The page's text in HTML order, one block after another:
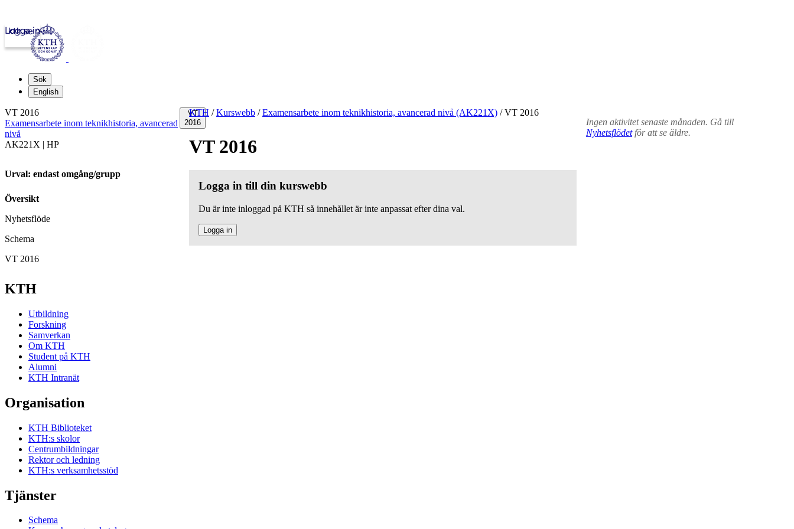
kth.se
Logga in
Sök
English
VT
2016
KTH / Kurswebb / Examensarbete inom teknikhistoria, avancerad nivå (AK221X) /VT 2016
VT 2016
Logga in till din kurswebb
Du är inte inloggad på KTH så innehållet är inte anpassat efter dina val.
Logga in
Ingen aktivitet senaste månaden. Gå till
Nyhetsflödetför att se äldre.
VT 2016
Examensarbete inom teknikhistoria, avancerad
nivå
AK221X | HP
Urval: endast omgång/grupp
Översikt
Nyhetsflöde
Schema
VT 2016
KTH
Utbildning
Forskning
Samverkan
Om KTH
Student på KTH
Alumni
KTH Intranät
Organisation
KTH Biblioteket
KTH:s skolor
Centrumbildningar
Rektor och ledning
KTH:s verksamhetsstöd
Tjänster
Schema